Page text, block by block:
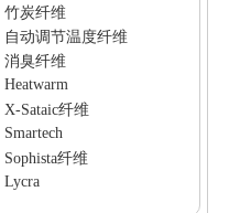
竹炭纤维
自动调节温度纤维
消臭纤维
Heatwarm
X-Sataic纤维
Smartech
Sophista纤维
Lycra